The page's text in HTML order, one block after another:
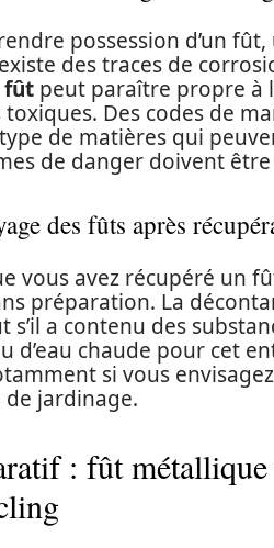
possession d’un
existe des traces de
fût peut paraître propre à
toxiques. Des codes de
de matières qui
de danger doivent être
des fûts après
vous avez récupéré un
préparation. La
s’il a contenu des
d’eau chaude pour cet
si vous
jardinage.
: fût